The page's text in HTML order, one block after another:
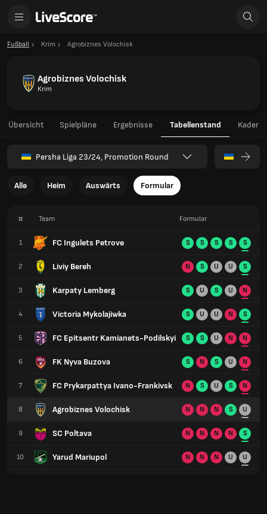
Fußball Krim Agrobiznes Volochisk
Agrobiznes Volochisk
Krim
Übersicht Spielpläne Ergebnisse Tabellenstand Kader
Persha Liga 23/24, Promotion Round
Alle Heim Auswärts Formular
# Team
1 FC Ingulets Petrove
2 Liviy Bereh
3 Karpaty Lemberg
4 Victoria Mykolajiwka
5 FC Epitsentr Kamianets-Podilskyi
6 FK Nyva Buzova
7 FC Prykarpattya Ivano-Frankivsk
8 Agrobiznes Volochisk
9 SC Poltava
10 Yarud Mariupol
Formular
S S S S S
N S U U S
S U S U N
S U U N S
S S U N N
S N S U N
N S U S N
N N N S U
N N N N S
N N N U U